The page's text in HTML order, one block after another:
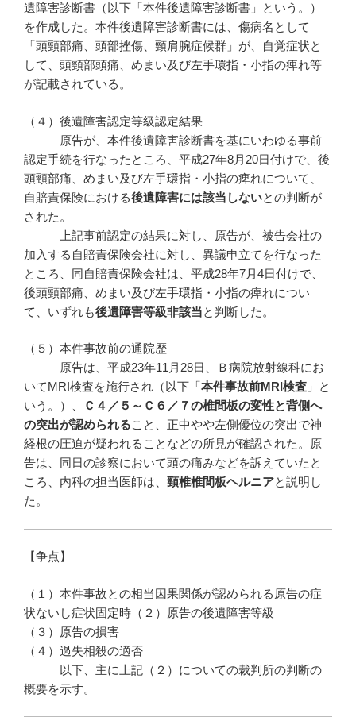
遺障害診断書（以下「本件後遺障害診断書」という。）
を作成した。本件後遺障害診断書には、傷病名として
「頭頸部痛、頭部挫傷、頸肩腕症候群」が、自覚症状と
して、頭頸部頭痛、めまい及び左手環指・小指の痺れ等
が記載されている。
（４）後遺障害認定等級認定結果
原告が、本件後遺障害診断書を基にいわゆる事前
認定手続を行なったところ、平成27年8月20日付けで、後
頭頸部痛、めまい及び左手環指・小指の痺れについて、
自賠責保険における後遺障害には該当しないとの判断が
された。
上記事前認定の結果に対し、原告が、被告会社の
加入する自賠責保険会社に対し、異議申立てを行なった
ところ、同自賠責保険会社は、平成28年7月4日付けで、
後頭頸部痛、めまい及び左手環指・小指の痺れについ
て、いずれも後遺障害等級非該当と判断した。
（５）本件事故前の通院歴
原告は、平成23年11月28日、Ｂ病院放射線科にお
いてMRI検査を施行され（以下「本件事故前MRI検査 」と
いう。）、
Ｃ４／５～Ｃ６／７の椎間板の変性と背側へ
の突出が認められること、正中やや左側優位の突出で神
経根の圧迫が疑われることなどの所見が確認された。原
告は、同日の診察において頭の痛みなどを訴えていたと
ころ、内科の担当医師は、 頸椎椎間板ヘルニアと説明し
た。
【争点】
（１）本件事故との相当因果関係が認められる原告の症
状ないし症状固定時（２）原告の後遺障害等級
（３）原告の損害
（４）過失相殺の適否
以下、主に上記（２）についての裁判所の判断の
概要を示す。